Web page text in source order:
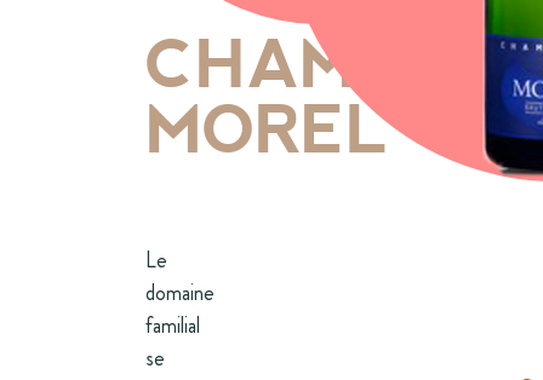
MOREL
Le
domaine
familial
se